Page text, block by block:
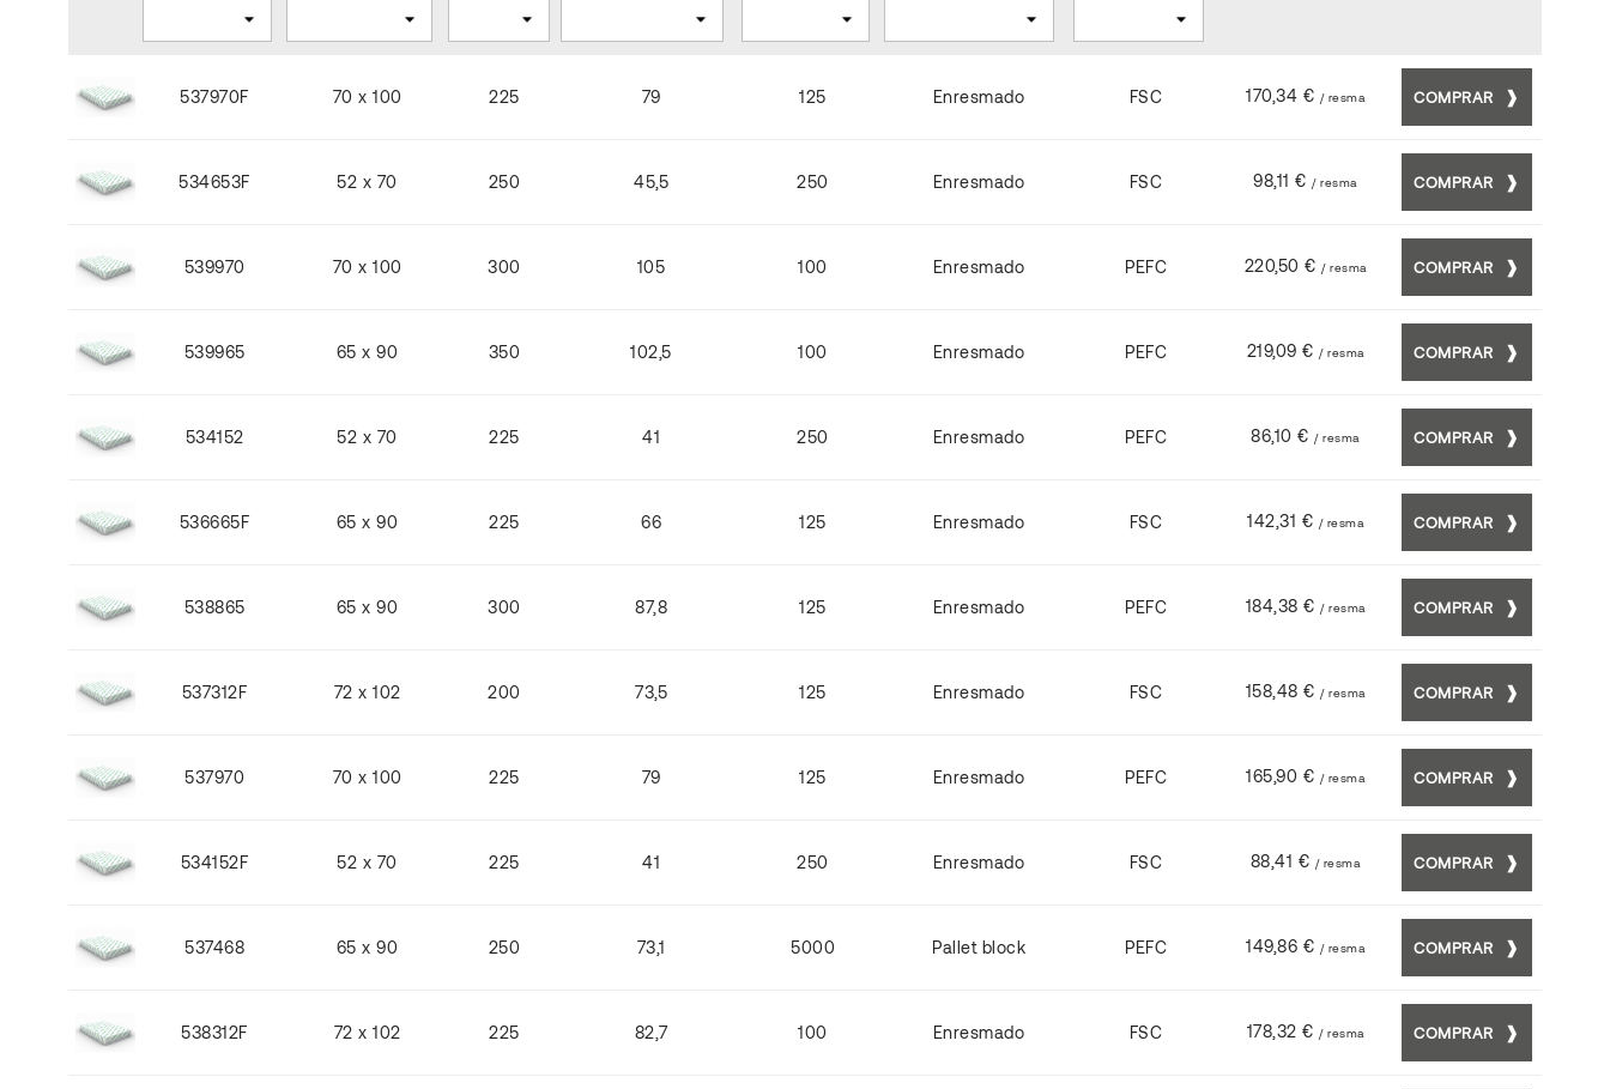
537970F 70 x 100 225 79 125 Enresmado FSC 170,34 € / resma COMPRAR
534653F 52 x 70 250 45,5 250 Enresmado FSC 98,11 € / resma COMPRAR
539970 70 x 100 300 105 100 Enresmado PEFC 220,50 € / resma COMPRAR
539965 65 x 90 350 102,5 100 Enresmado PEFC 219,09 € / resma COMPRAR
534152 52 x 70 225 41 250 Enresmado PEFC 86,10 € / resma COMPRAR
536665F 65 x 90 225 66 125 Enresmado FSC 142,31 € / resma COMPRAR
538865 65 x 90 300 87,8 125 Enresmado PEFC 184,38 € / resma COMPRAR
537312F 72 x 102 200 73,5 125 Enresmado FSC 158,48 € / resma COMPRAR
537970 70 x 100 225 79 125 Enresmado PEFC 165,90 € / resma COMPRAR
534152F 52 x 70 225 41 250 Enresmado FSC 88,41 € / resma COMPRAR
537468 65 x 90 250 73,1 5000 Pallet block PEFC 149,86 € / resma COMPRAR
538312F 72 x 102 225 82,7 100 Enresmado FSC 178,32 € / resma COMPRAR